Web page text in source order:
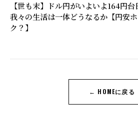
【世も末】ドル円がいよいよ164円台
我々の生活は一体どうなるか【円安
ク？】
← HOMEに戻る